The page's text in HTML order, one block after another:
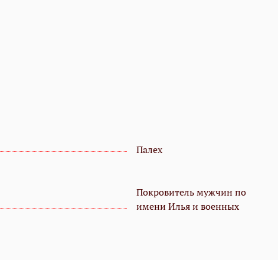
Палех
Покровитель мужчин по
имени Илья и военных